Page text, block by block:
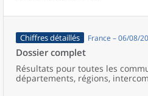
Chiffres détaillés France – 06/08/
Dossier complet
Résultats pour toutes les
départements, régions,